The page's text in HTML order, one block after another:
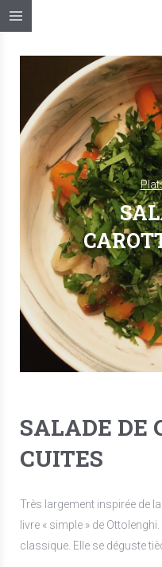
SALADE DE
CUITES
Très largement inspirée de
livre « simple » de
classique. Elle se déguste